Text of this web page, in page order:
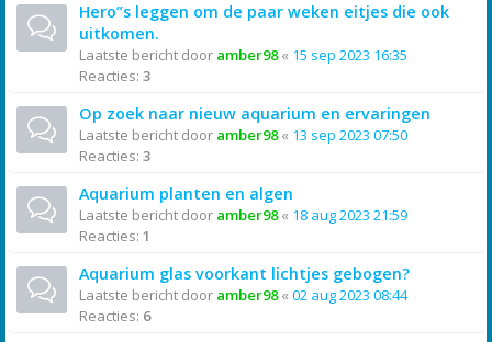
Hero”s leggen om de paar weken eitjes die ook
uitkomen.
Laatste bericht door amber98« 15 sep 2023 16:35
Reacties: 3
Op zoek naar nieuw aquarium en ervaringen
Laatste bericht door amber98« 13 sep 2023 07:50
Reacties: 3
Aquarium planten en algen
Laatste bericht door amber98« 18 aug 2023 21:59
Reacties: 1
Aquarium glas voorkant lichtjes gebogen?
Laatste bericht door amber98« 02 aug 2023 08:44
Reacties: 6